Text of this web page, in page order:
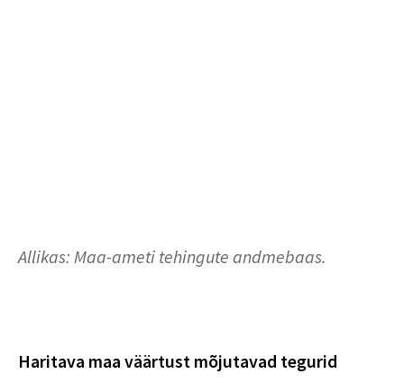
Allikas: Maa-ameti tehingute andmebaas.
Haritava maa väärtust mõjutavad tegurid